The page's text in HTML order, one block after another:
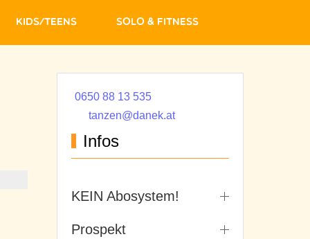
Kids/Teens Solo & Fitness
0650 88 13 535
tanzen@danek.at
Infos
KEIN Abosystem!
Prospekt